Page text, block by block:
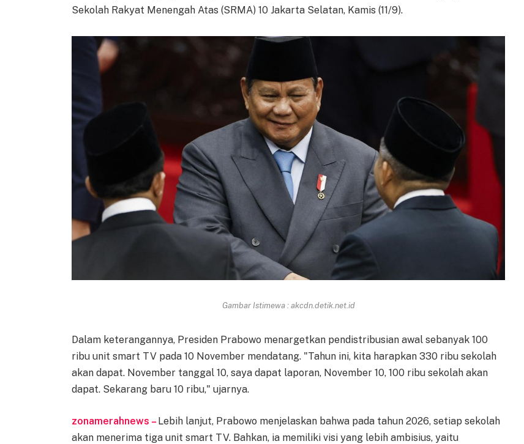
Sekolah Rakyat Menengah Atas (SRMA) 10 Jakarta Selatan, Kamis (11/9).
Gambar Istimewa : akcdn.detik.net.id
Dalam keterangannya, Presiden Prabowo menargetkan pendistribusian awal sebanyak 100
ribu unit smart TV pada 10 November mendatang. "Tahun ini, kita harapkan 330 ribu sekolah
akan dapat. November tanggal 10, saya dapat laporan, November 10, 100 ribu sekolah akan
dapat. Sekarang baru 10 ribu," ujarnya.
zonamerahnews – Lebih lanjut, Prabowo menjelaskan bahwa pada tahun 2026, setiap sekolah
akan menerima tiga unit smart TV. Bahkan, ia memiliki visi yang lebih ambisius, yaitu